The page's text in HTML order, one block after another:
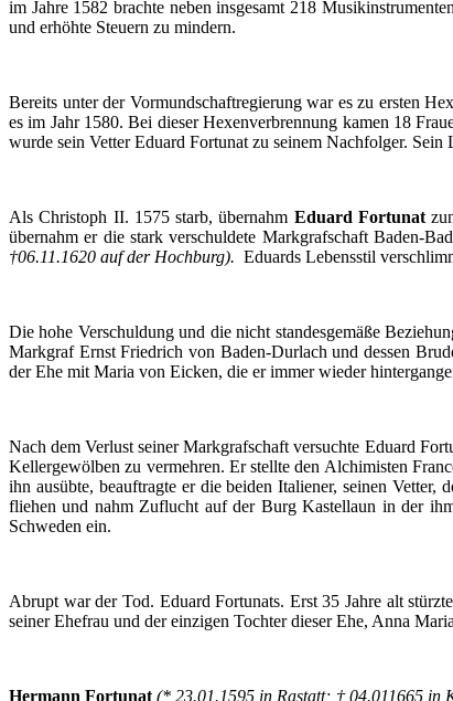
im Jahre1582brachte neben insgesamt 218 Musikinstrumenten
und erhöhte Steuern zu mindern.
Bereits unter der Vormundschaftregierungwar es zu ersten
es im Jahr1580.Bei dieser Hexenverbrennung kamen 18
wurde sein Vetter Eduard Fortunat zu seinem Nachfolger. Sein
Als Christoph II. 1575starb,übernahm Eduard Fortunat
übernahm erdie starkverschuldete MarkgrafschaftBaden-
†06.11.1620 auf der Hochburg). Eduards Lebensstil
Diehohe Verschuldungund dienicht standesgemäße
MarkgrafErnst Friedrich von Baden-Durlach unddessen
der Ehe mit Maria von Eicken, die er immer wieder
Nach dem Verlust seinerMarkgrafschaft versuchte Eduard
Kellergewölben zu vermehren. Er stellte den Alchimisten
ihn ausübte, beauftragte erdiebeiden Italiener,seinen Vetter,
fliehen und nahm Zuflucht auf derBurgKastellaun inder
Schweden ein.
Abrupt warderTod. Eduard Fortunats. Erst 35 Jahre altstürzte
seinerEhefrau und der einzigen Tochter dieser Ehe, Anna Maria
HermannFortunat (* 23.01.1595 in Rastatt; † 04.011665 in